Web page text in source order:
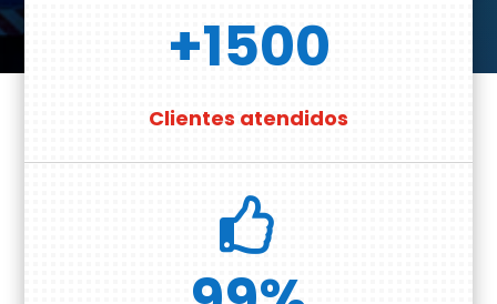
+1500
Clientes atendidos
